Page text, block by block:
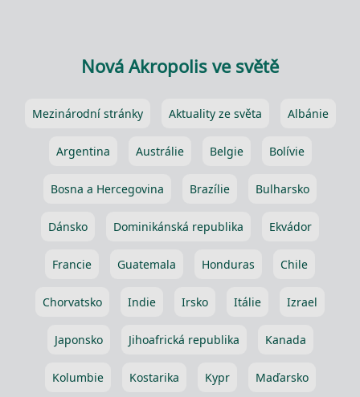
Nová Akropolis ve světě
Mezinárodní stránky Aktuality ze světa Albánie
Argentina Austrálie Belgie Bolívie
Bosna a Hercegovina Brazílie Bulharsko
Dánsko Dominikánská republika Ekvádor
Francie Guatemala Honduras Chile
Chorvatsko Indie Irsko Itálie Izrael
Japonsko Jihoafrická republika Kanada
Kolumbie Kostarika Kypr Maďarsko